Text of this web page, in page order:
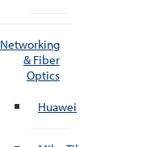
Networking
& Fiber
Optics
Huawei